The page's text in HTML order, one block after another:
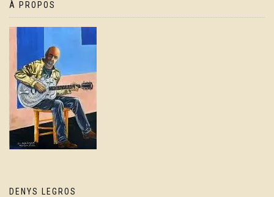
À PROPOS
DENYS LEGROS